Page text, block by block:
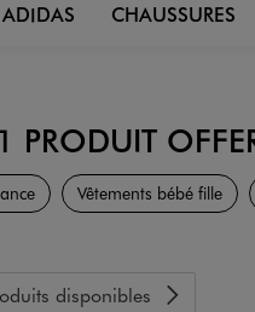
ADIDAS CHAUSSURES
Vêtements bébé fille
disponibles